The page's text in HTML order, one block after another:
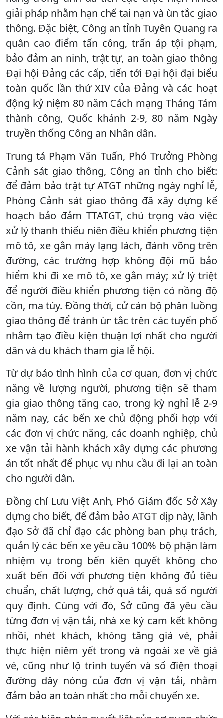
giải pháp nhằm hạn chế tai nạn và ùn tắc giao
thông. Đặc biệt, Công an tỉnh Tuyên Quang ra
quân cao điểm tấn công, trấn áp tội phạm,
bảo đảm an ninh, trật tự, an toàn giao thông
Đại hội Đảng các cấp, tiến tới Đại hội đại biểu
toàn quốc lần thứ XIV của Đảng và các hoạt
động kỷ niệm 80 năm Cách mạng Tháng Tám
thành công, Quốc khánh 2-9, 80 năm Ngày
truyền thống Công an Nhân dân.
Trung tá Phạm Văn Tuấn, Phó Trưởng Phòng
Cảnh sát giao thông, Công an tỉnh cho biết:
để đảm bảo trật tự ATGT những ngày nghỉ lễ,
Phòng Cảnh sát giao thông đã xây dựng kế
hoạch bảo đảm TTATGT, chú trọng vào việc
xử lý thanh thiếu niên điều khiển phương tiện
mô tô, xe gắn máy lạng lách, đánh võng trên
đường, các trường hợp không đội mũ bảo
hiểm khi đi xe mô tô, xe gắn máy; xử lý triệt
để người điều khiển phương tiện có nồng độ
cồn, ma túy. Đồng thời, cử cán bộ phân luồng
giao thông để tránh ùn tắc trên các tuyến phố
nhằm tạo điều kiện thuận lợi nhất cho người
dân và du khách tham gia lễ hội.
Từ dự báo tình hình của cơ quan, đơn vị chức
năng về lượng người, phương tiện sẽ tham
gia giao thông tăng cao, trong kỳ nghỉ lễ 2-9
năm nay, các bến xe chủ động phối hợp với
các đơn vị chức năng, các doanh nghiệp, chủ
xe vận tải hành khách xây dựng các phương
án tốt nhất để phục vụ nhu cầu đi lại an toàn
cho người dân.
Đồng chí Lưu Việt Anh, Phó Giám đốc Sở Xây
dựng cho biết, để đảm bảo ATGT dịp này, lãnh
đạo Sở đã chỉ đạo các phòng ban phụ trách,
quản lý các bến xe yêu cầu 100% bộ phận làm
nhiệm vụ trong bến kiên quyết không cho
xuất bến đối với phương tiện không đủ tiêu
chuẩn, chất lượng, chở quá tải, quá số người
quy định. Cùng với đó, Sở cũng đã yêu cầu
từng đơn vị vận tải, nhà xe ký cam kết không
nhồi, nhét khách, không tăng giá vé, phải
thực hiện niêm yết trong và ngoài xe về giá
vé, cũng như lộ trình tuyến và số điện thoại
đường dây nóng của đơn vị vận tải, nhằm
đảm bảo an toàn nhất cho mỗi chuyến xe.